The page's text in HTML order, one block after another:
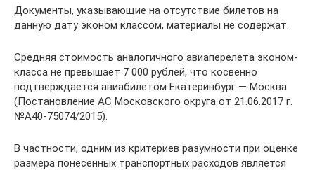
Документы, указывающие на отсутствие билетов на
данную дату эконом классом, материалы не содержат.
Средняя стоимость аналогичного авиаперелета эконом-
класса не превышает 7 000 рублей, что косвенно
подтверждается авиабилетом Екатеринбург — Москва
(Постановление АС Московского округа от 21.06.2017 г.
№А40-75074/2015).
В частности, одним из критериев разумности при оценке
размера понесенных транспортных расходов является